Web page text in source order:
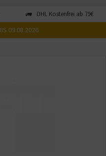
DHL Kostenfrei ab 79€
09.08.2026